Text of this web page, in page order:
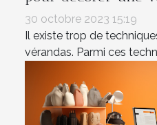
30 octobre 2023 15:19
Il existe trop de
vérandas. Parmi ces